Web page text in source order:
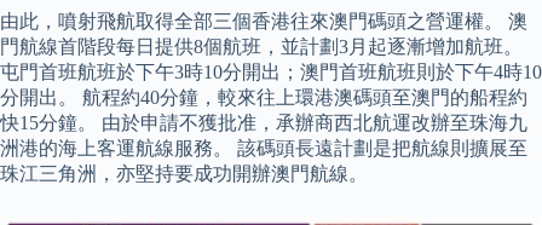
由此，噴射飛航取得全部三個香港往來澳門碼頭之營運權。 澳
門航線首階段每日提供8個航班，並計劃3月起逐漸增加航班。
屯門首班航班於下午3時10分開出；澳門首班航班則於下午4時10
分開出。 航程約40分鐘，較來往上環港澳碼頭至澳門的船程約
快15分鐘。 由於申請不獲批准，承辦商西北航運改辦至珠海九
洲港的海上客運航線服務。 該碼頭長遠計劃是把航線則擴展至
珠江三角洲，亦堅持要成功開辦澳門航線。